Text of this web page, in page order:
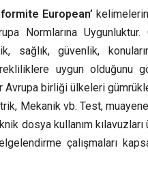
European’
Normlarına
sağlık, güvenlik,
uygun olduğunu
Avrupa birliği ülkeleri
Mekanik vb. Test,
dosya kullanım
çalışmaları